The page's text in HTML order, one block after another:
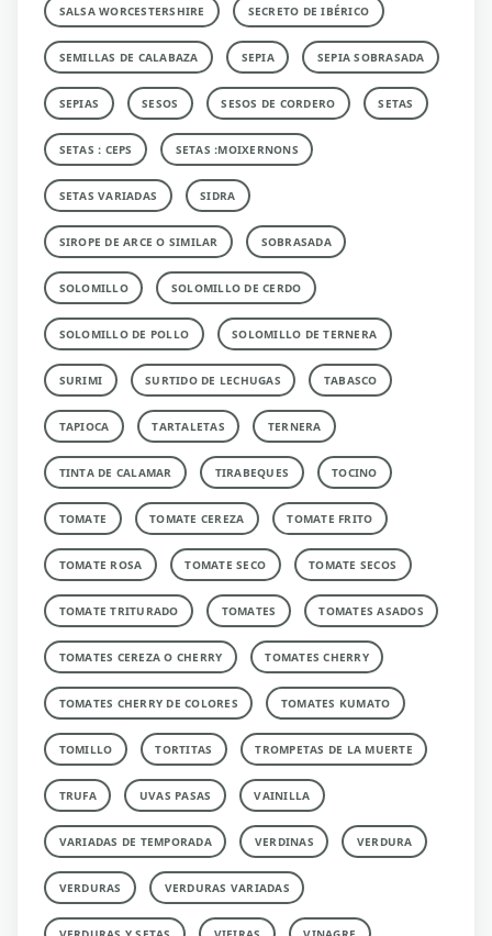
SALSA WORCESTERSHIRE SECRETO DE IBÉRICO
SEMILLAS DE CALABAZA SEPIA SEPIA SOBRASADA
SEPIAS SESOS SESOS DE CORDERO SETAS
SETAS : CEPS SETAS :MOIXERNONS
SETAS VARIADAS SIDRA
SIROPE DE ARCE O SIMILAR SOBRASADA
SOLOMILLO SOLOMILLO DE CERDO
SOLOMILLO DE POLLO SOLOMILLO DE TERNERA
SURIMI SURTIDO DE LECHUGAS TABASCO
TAPIOCA TARTALETAS TERNERA
TINTA DE CALAMAR TIRABEQUES TOCINO
TOMATE TOMATE CEREZA TOMATE FRITO
TOMATE ROSA TOMATE SECO TOMATE SECOS
TOMATE TRITURADO TOMATES TOMATES ASADOS
TOMATES CEREZA O CHERRY TOMATES CHERRY
TOMATES CHERRY DE COLORES TOMATES KUMATO
TOMILLO TORTITAS TROMPETAS DE LA MUERTE
TRUFA UVAS PASAS VAINILLA
VARIADAS DE TEMPORADA VERDINAS VERDURA
VERDURAS VERDURAS VARIADAS